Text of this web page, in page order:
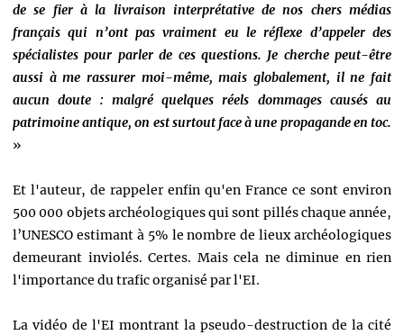
de se fier à la livraison interprétative de nos chers médias
français qui n’ont pas vraiment eu le réflexe d’appeler des
spécialistes pour parler de ces questions. Je cherche peut-être
aussi à me rassurer moi-même, mais globalement, il ne fait
aucun doute : malgré quelques réels dommages causés au
patrimoine antique, on est surtout face à une propagande en toc.
»
Et l'auteur, de rappeler enfin qu'en France ce sont environ
500 000 objets archéologiques qui sont pillés chaque année,
l’UNESCO estimant à 5% le nombre de lieux archéologiques
demeurant inviolés. Certes. Mais cela ne diminue en rien
l'importance du trafic organisé par l'EI.
La vidéo de l'EI montrant la pseudo-destruction de la cité